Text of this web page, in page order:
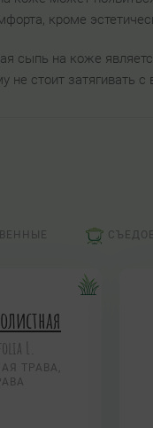
кроме
сыпь на коже
не стоит затягивать с
L.
ТРАВА,